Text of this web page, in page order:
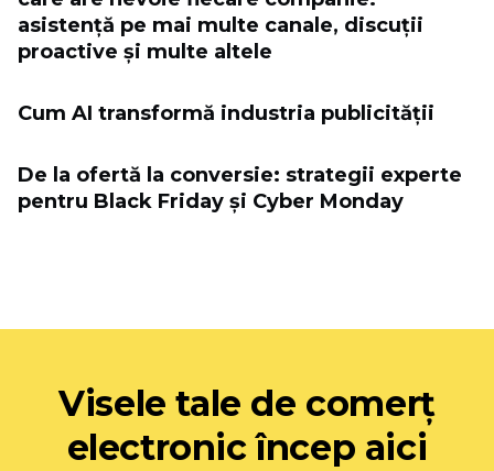
asistență pe mai multe canale, discuții
proactive și multe altele
Cum AI transformă industria publicității
De la ofertă la conversie: strategii experte
pentru Black Friday și Cyber ​​Monday
Visele tale de comerț
electronic încep aici